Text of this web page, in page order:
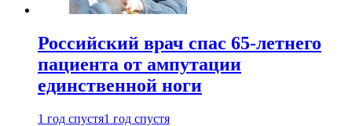
Российский врач спас 65-летнего
пациента от ампутации
единственной ноги
1 год спустя1 год спустя